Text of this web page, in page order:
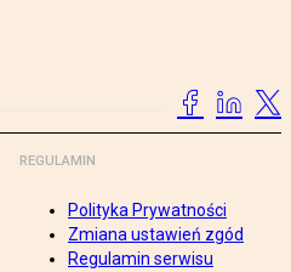
REGULAMIN
Polityka Prywatności
Zmiana ustawień zgód
Regulamin serwisu